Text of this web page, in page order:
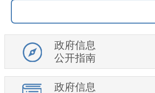
政府信息
公开指南
政府信息